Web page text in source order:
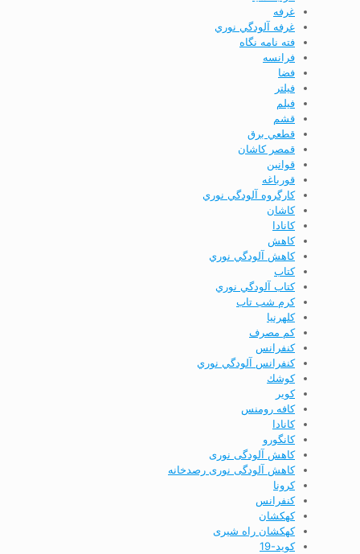
غرفه
غرفه آلودگي نوري
فته نامه نگاه
فرانسه
فضا
فيلتر
فیلم
قشم
قطعي برق
قمصر كاشان
قوانين
قورباغه
كارگروه آلودگي نوري
كاشان
كانادا
كاهش
كاهش آلودگي نوري
كتاب
كتاب آلودگي نوري
كرم شب تاب
كلهرنيا
كم مصرف
كنفرانس
كنفرانس آلودگي نوري
كوشك
كوير
کافه رومنس
کانادا
کانگورو
کاهش آلودگی نوری
کاهش آلودگی نوری رصدخانه
کرونا
کنفرانس
کهکشان
کهکشان راه شیری
کوید-19